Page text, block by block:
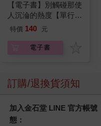
【電子書】別觸碰那使
人沉淪的熱度【單行本
版】
特價 140 元
電子書
訂購/退換貨須知
加入金石堂 LINE 官方帳
態：